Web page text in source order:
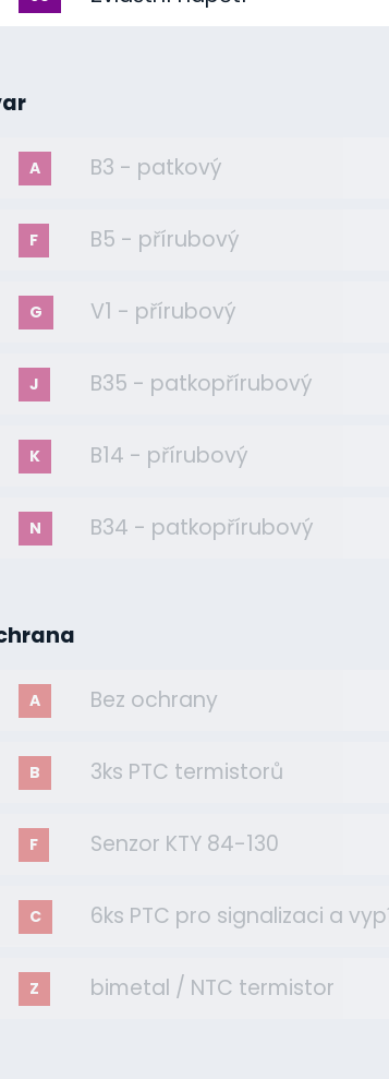
A B3 - patkový
F B5 - přírubový
G V1 - přírubový
J B35 - patkopřírubový
K B14 - přírubový
N B34 - patkopřírubový
A Bez ochrany
B 3ks PTC termistorů
F Senzor KTY 84-130
C 6ks PTC pro signalizaci a
Z bimetal / NTC termistor